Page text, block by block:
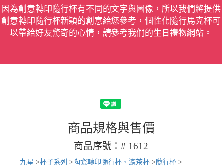
因為創意轉印隨行杯有不同的文字與圖像，所以我們將提供
創意轉印隨行杯新穎的創意給您參考，個性化隨行馬克杯可
以帶給好友驚奇的心情，請參考我們的生日禮物網站。
商品規格與售價
商品序號：# 1612
九星 >杯子系列 > 陶瓷轉印隨行杯、濾茶杯 > 隨行杯 >